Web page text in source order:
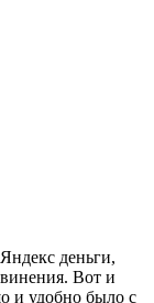
деньги,
Вот и
и удобно было с